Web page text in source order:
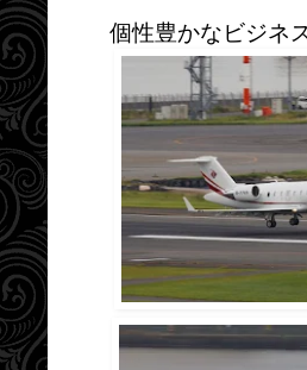
個性豊かなビジネ